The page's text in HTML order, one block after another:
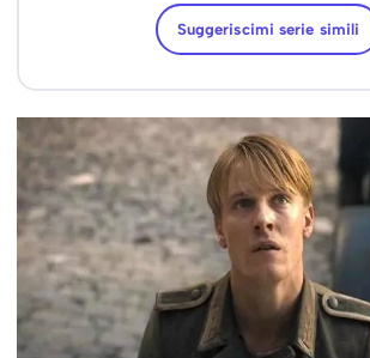
Suggeriscimi serie simili